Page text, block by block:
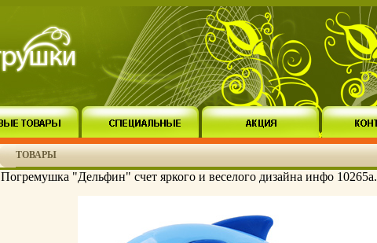
ТОВАРЫ
Погремушка "Дельфин" счет яркого и веселого дизайна инфо 10265a.